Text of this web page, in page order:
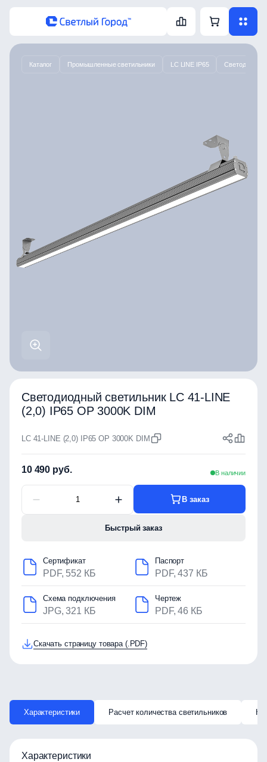
Каталог Промышленные светильники LC LINE IP65
Светодиодный светильник LC 41-LINE
(2,0) IP65 OP 3000K DIM
LC 41-LINE (2,0) IP65 OP 3000K DIM
10 490 руб. В наличии
В заказ
Быстрый заказ
Сертификат
PDF, 552 КБ
Паспорт
PDF, 437 КБ
Схема подключения
JPG, 321 КБ
Чертеж
PDF, 46 КБ
Скачать страницу товара (.PDF)
Характеристики Расчет количества светильников
Характеристики